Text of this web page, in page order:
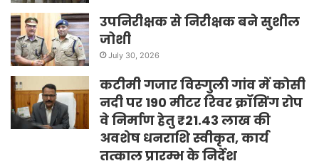
उपनिरीक्षक से निरीक्षक बने सुशील
जोशी
July 30, 2026
कटीमी गजार विस्गुली गांव में कोसी
नदी पर 190 मीटर रिवर क्रॉसिंग रोप
वे निर्माण हेतु ₹21.43 लाख की
अवशेष धनराशि स्वीकृत, कार्य
तत्काल प्रारम्भ के निर्देश